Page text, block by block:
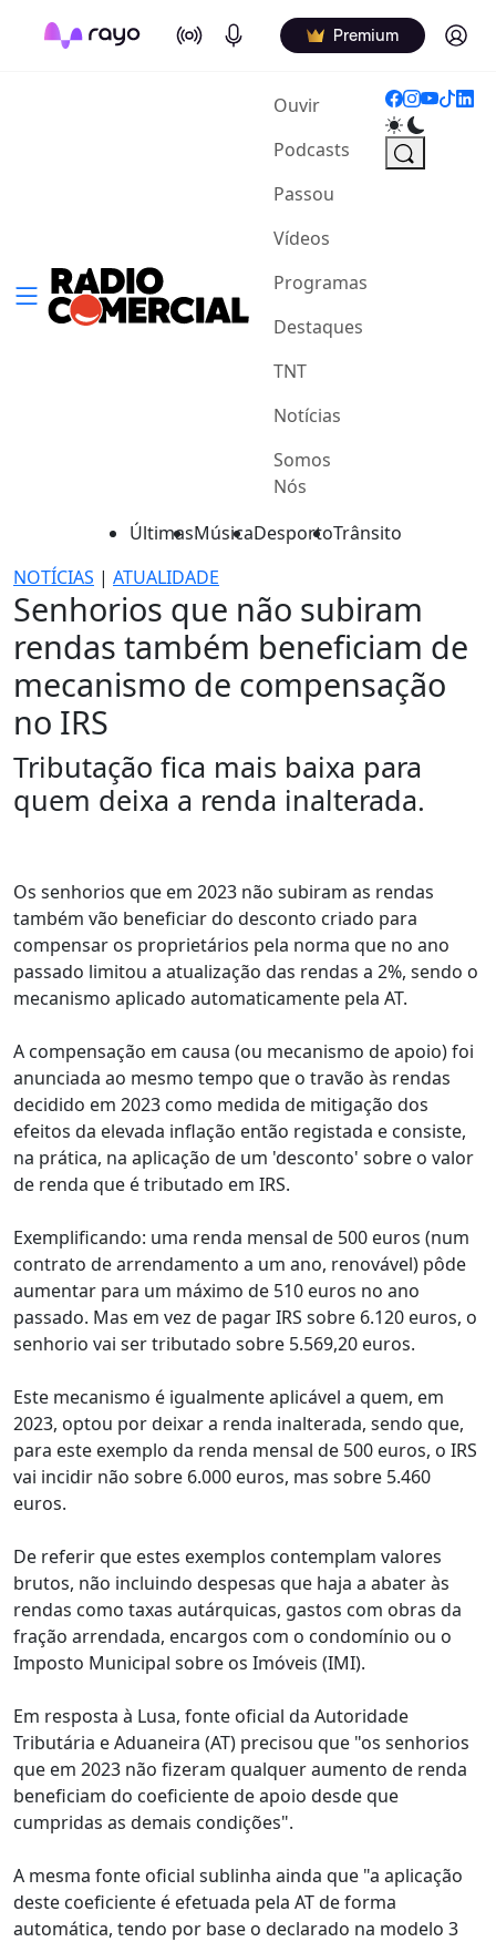
On Air Podcasts Premium Log in
Ouvir(current)
Podcasts
Passou
Vídeos
Programas
Destaques
TNT
Notícias
Somos
Nós
ÚltimasMúsicaDesportoTrânsito
NOTÍCIAS | ATUALIDADE
Senhorios que não subiram
rendas também beneficiam de
mecanismo de compensação
no IRS
Tributação fica mais baixa para
quem deixa a renda inalterada.
Os senhorios que em 2023 não subiram as rendas
também vão beneficiar do desconto criado para
compensar os proprietários pela norma que no ano
passado limitou a atualização das rendas a 2%, sendo o
mecanismo aplicado automaticamente pela AT.
A compensação em causa (ou mecanismo de apoio) foi
anunciada ao mesmo tempo que o travão às rendas
decidido em 2023 como medida de mitigação dos
efeitos da elevada inflação então registada e consiste,
na prática, na aplicação de um 'desconto' sobre o valor
de renda que é tributado em IRS.
Exemplificando: uma renda mensal de 500 euros (num
contrato de arrendamento a um ano, renovável) pôde
aumentar para um máximo de 510 euros no ano
passado. Mas em vez de pagar IRS sobre 6.120 euros, o
senhorio vai ser tributado sobre 5.569,20 euros.
Este mecanismo é igualmente aplicável a quem, em
2023, optou por deixar a renda inalterada, sendo que,
para este exemplo da renda mensal de 500 euros, o IRS
vai incidir não sobre 6.000 euros, mas sobre 5.460
euros.
De referir que estes exemplos contemplam valores
brutos, não incluindo despesas que haja a abater às
rendas como taxas autárquicas, gastos com obras da
fração arrendada, encargos com o condomínio ou o
Imposto Municipal sobre os Imóveis (IMI).
Em resposta à Lusa, fonte oficial da Autoridade
Tributária e Aduaneira (AT) precisou que "os senhorios
que em 2023 não fizeram qualquer aumento de renda
beneficiam do coeficiente de apoio desde que
cumpridas as demais condições".
A mesma fonte oficial sublinha ainda que "a aplicação
deste coeficiente é efetuada pela AT de forma
automática, tendo por base o declarado na modelo 3